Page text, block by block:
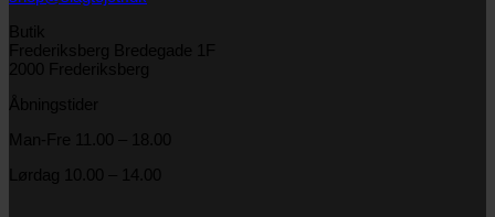
Butik
Frederiksberg Bredegade 1F
2000 Frederiksberg
Åbningstider
Man-Fre 11.00 – 18.00
Lørdag 10.00 – 14.00